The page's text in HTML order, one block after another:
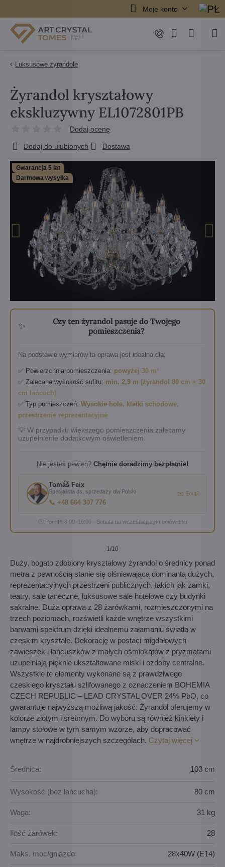
Moje konto
Luksusowe żyrandole
Gwarancja 5 lat
Darmowa wysyłka
✨
Czy ten żyrandol pasuje do Twojego
pomieszczenia?
Na podstawie wymiarów ta oprawa jest idealna dla:
✅ Powierzchnia pomieszczenia: powyżej 30 m²
✅ Zalecana wysokość sufitu: min. 2,9 m (żyrandol 80 cm + 30
cm łańcuch)
✅ Typ pomieszczeń: Wysokie hole, klatki schodowe,
przestrzenie reprezentacyjne
💡 W przypadku większego pomieszczenia zalecamy
uzupełnienie dodatkowym oświetleniem.
Nie jesteś pewien? Chętnie doradzimy bezpłatnie!
Tomáš Feix
Specjalista ds. sprzedaży dla Polski
📞 +48 664 307 776
✉️ Email
🕐 Pon–Pt 8:00–16:00 · Sobota po wcześniejszym umówieniu
1/10
Żyrandol kryształowy
ekskluzywny EL1072801PB
Dodaj ocenę
Dodaj do ulubionych Dostawa
Duży, bogato zdobiony kryształowy żyrandol o średnicy ponad
metra z pewnością stanie się olśniewającą dominantą dużych,
reprezentacyjnych przestrzeni publicznych, takich jak zamki,
teatry, sale taneczne, luksusowe sale hotelowe czy budynki
sakralne. Duża oprawa z 28 żarówkami, rozmieszczonymi na
trzech poziomach, rozświetli każde wnętrze wszystkimi
barwami spektrum dzięki idealnemu załamaniu światła w
czeskim krysztale. Dekorację w postaci migdałowych
zawieszek i łańcuszków z małych ośmiokątów z pryzmatami
uzupełniają pięknie ukształtowane miski i ozdoby centralne.
Wszystkie te elementy wykonane są z prawdziwego
czeskiego kryształu szlifowanego z oznaczeniem BOHEMIA
CZECH REPUBLIC – LEAD CRYSTAL OVER 24% PbO, co
gwarantuje najwyższą możliwą jakość. Żyrandol oferujemy w
kolorze złotym i srebrnym. Do wyboru są również kinkiety i
lampy stołowe w tym samym wzorze, aby dopracować
wnętrze w najdrobniejszych szczegółach. Czytaj więcej
Średnica: 103 cm
Wysokość (bez łańcucha): 80 cm
Waga: 31 kg
Ilość żarówek: 28
Maks. moc/gniazdo: 28x40W (E14)